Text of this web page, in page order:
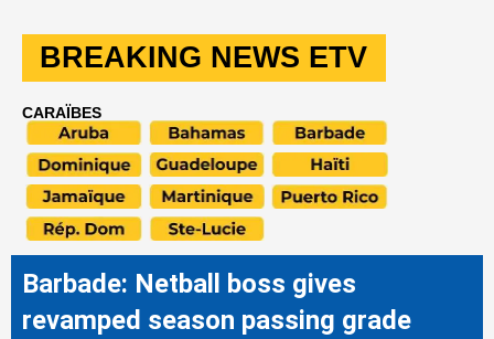
BREAKING NEWS ETV
CARAÏBES
Barbade: Netball boss gives
revamped season passing grade